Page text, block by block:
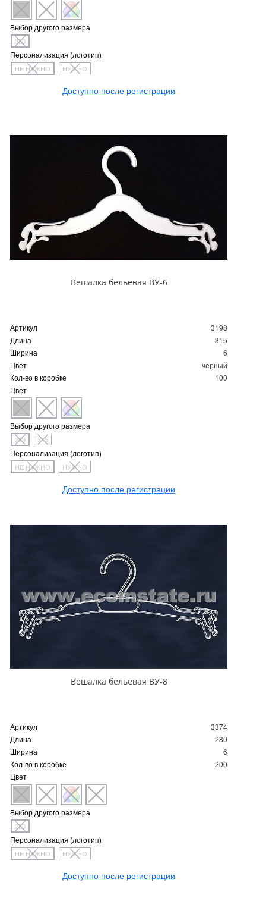
Выбор другого размера
350
Персонализация (логотип)
НЕ НУЖНО НУЖНО
Доступно после регистрации
Вешалка бельевая ВУ-6
Артикул
3198
Длина
315
Ширина
6
Цвет
черный
Кол-во в коробке
100
Цвет
Выбор другого размера
290 315
Персонализация (логотип)
НЕ НУЖНО НУЖНО
Доступно после регистрации
Вешалка бельевая ВУ-8
Артикул
3374
Длина
280
Ширина
6
Кол-во в коробке
200
Цвет
Выбор другого размера
280
Персонализация (логотип)
НЕ НУЖНО НУЖНО
Доступно после регистрации